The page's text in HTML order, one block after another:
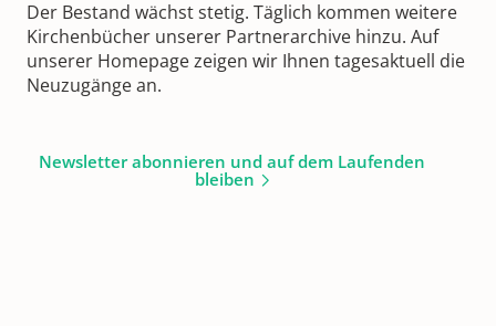
Der Bestand wächst stetig. Täglich kommen weitere
Kirchenbücher unserer Partnerarchive hinzu. Auf
unserer Homepage zeigen wir Ihnen tagesaktuell die
Neuzugänge an.
Newsletter abonnieren und auf dem Laufenden
bleiben